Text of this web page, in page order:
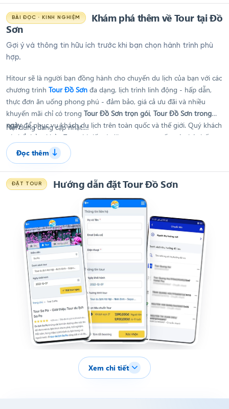
BÀI ĐỌC · KINH NGHIỆM
Khám phá thêm về Tour tại Đồ
Sơn
Gợi ý và thông tin hữu ích trước khi bạn chọn hành trình phù
hợp.
Hitour sẽ là người bạn đồng hành cho chuyến du lịch của bạn với các
chương trình Tour Đồ Sơn đa dạng, lịch trình linh động - hấp dẫn,
thực đơn ăn uống phong phú - đảm bảo, giá cả ưu đãi và nhiều
khuyến mãi chỉ có trong Tour Đồ Sơn trọn gói, Tour Đồ Sơn trong
ngàyđể phục vụ khách du lịch trên toàn quốc và thế giới. Quý khách
có thể thảm khảo Tour chi tiết và đặt tour trực tuyến trên hệ thống
của Hitour, hoặc nếu cần hỗ trợ hay còn bất kì thắc mắc nào Quý
khách có thể liên hệ hotline
tư vấn.
Nội dung đang cập nhật...!
Đọc thêm
ĐẶT TOUR Hướng dẫn đặt Tour Đồ Sơn
Xem chi tiết